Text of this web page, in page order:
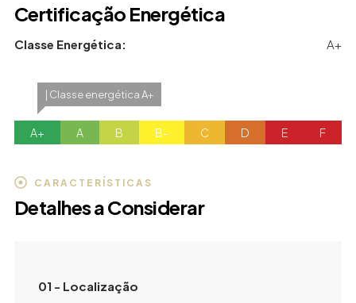
Certificação Energética
Classe Energética: A+
| Classe energética A+
A+ A B B- C D E F
CARACTERÍSTICAS
Detalhes a Considerar
01 - Localização